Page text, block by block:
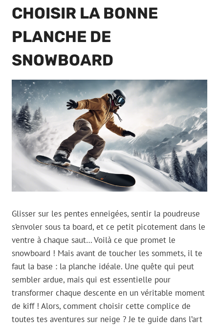
CHOISIR LA BONNE
PLANCHE DE
SNOWBOARD
Glisser sur les pentes enneigées, sentir la poudreuse
s’envoler sous ta board, et ce petit picotement dans le
ventre à chaque saut… Voilà ce que promet le
snowboard ! Mais avant de toucher les sommets, il te
faut la base : la planche idéale. Une quête qui peut
sembler ardue, mais qui est essentielle pour
transformer chaque descente en un véritable moment
de kiff ! Alors, comment choisir cette complice de
toutes tes aventures sur neige ? Je te guide dans l’art